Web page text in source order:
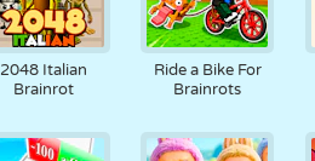
2048 Italian
Brainrot
Ride a Bike For
Brainrots